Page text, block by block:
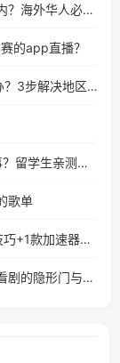
在美国用百合网怎么把定位修改到中国国内？海外华人必备的回国加速指南
的app直播？
海外党必看：CCTV视频海外看不了怎么办？3步解决地区限制+追剧自由
在国外QQ音乐因为版权无法播放怎么回事？留学生亲测有效的解决办法
歌单
在国外用上游新闻很卡怎么办？3个实用技巧+1款加速器解决海外看国内内容难题
手机西瓜视频地区限制怎么解决的？海外看剧的隐形门与钥匙